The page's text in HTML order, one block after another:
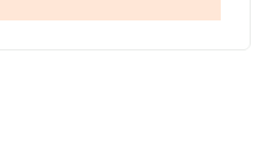
en Calle Basauri núm.